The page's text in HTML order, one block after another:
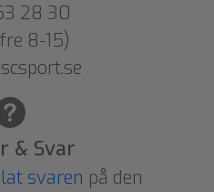
28 30
8-15)
& Svar
svaren på den